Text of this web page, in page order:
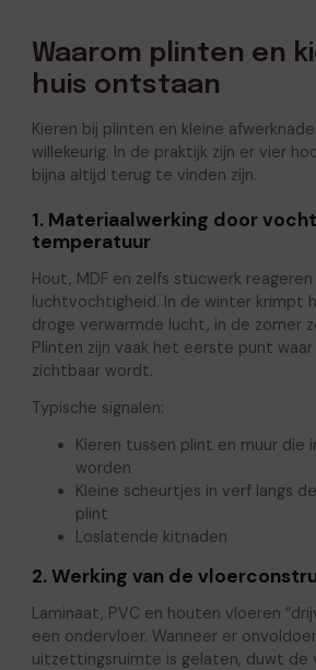
Waarom plinten en
huis ontstaan
Kieren bij plinten en kleine
willekeurig. In de praktijk zijn er vier
bijna altijd terug te vinden zijn.
1. Materiaalwerking door
temperatuur
Hout, MDF en zelfs stucwerk
luchtvochtigheid. In de winter krimpt
droge verwarmde lucht, in de zomer
Plinten zijn vaak het eerste punt
zichtbaar wordt.
Typische signalen:
Kieren tussen plint en muur die
worden
Kleine scheurtjes in verf langs
plint
Loslatende kitnaden
2. Werking van de
Laminaat, PVC en houten vloeren
een ondervloer. Wanneer er
uitzettingsruimte is gelaten, duwt de